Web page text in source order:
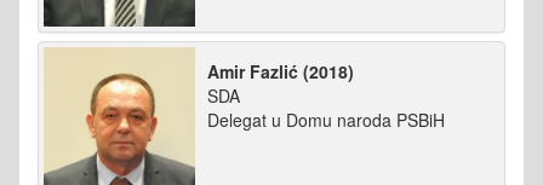
Amir Fazlić (2018)
SDA
Delegat u Domu naroda PSBiH